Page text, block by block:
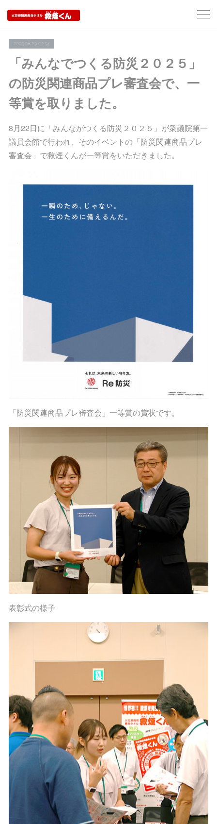
2025.08.29 02:54
「みんなでつくる防災２０２５」
の防災関連商品プレ審査会で、一
等賞を取りました。
8月22日に「みんながつくる防災２０２５」が衆議院第一
議員会館で行われ、そのイベントの「防災関連商品プレ
審査会」で救煙くんが一等賞をいただきました。
「防災関連商品プレ審査会」一等賞の賞状です。
表彰式の様子